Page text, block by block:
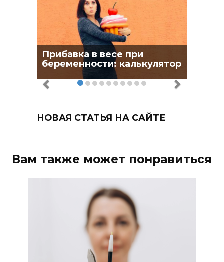
Прибавка в весе при
беременности: калькулятор
НОВАЯ СТАТЬЯ НА САЙТЕ
Вам также может понравиться